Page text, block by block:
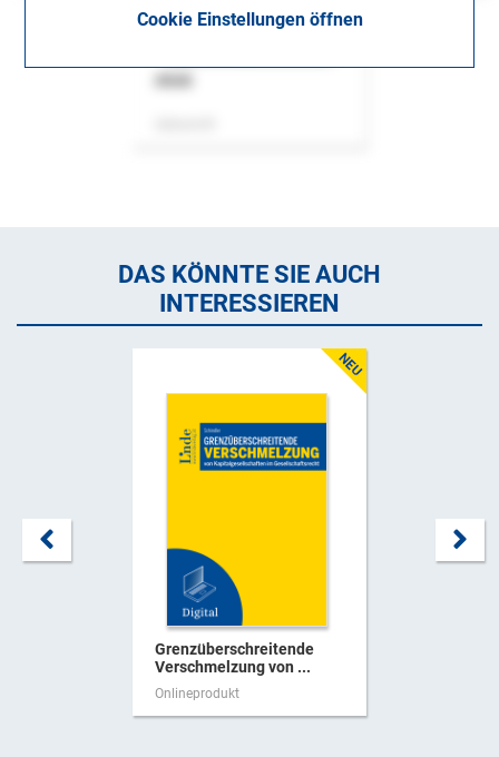
Cookie Einstellungen öffnen
DAS KÖNNTE SIE AUCH
INTERESSIEREN
Grenzüberschreitende
Verschmelzung von ...
Onlineprodukt